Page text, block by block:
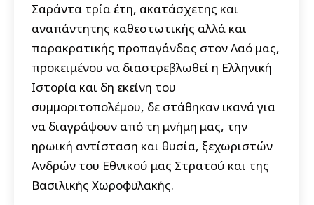
Σαράντα τρία έτη, ακατάσχετης και
αναπάντητης καθεστωτικής αλλά και
παρακρατικής προπαγάνδας στον Λαό μας,
προκειμένου να διαστρεβλωθεί η Ελληνική
Ιστορία και δη εκείνη του
συμμοριτοπολέμου, δε στάθηκαν ικανά για
να διαγράψουν από τη μνήμη μας, την
ηρωική αντίσταση και θυσία, ξεχωριστών
Ανδρών του Εθνικού μας Στρατού και της
Βασιλικής Χωροφυλακής.